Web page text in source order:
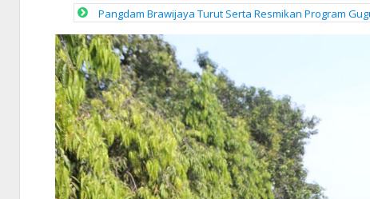
Pangdam Brawijaya Turut Serta Resmikan Program